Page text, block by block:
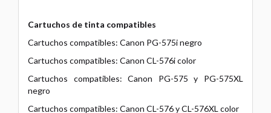
Cartuchos de tinta compatibles
Cartuchos compatibles: Canon PG-575i negro
Cartuchos compatibles: Canon CL-576i color
Cartuchos compatibles: Canon PG-575 y PG-575XL
negro
Cartuchos compatibles: Canon CL-576 y CL-576XL color